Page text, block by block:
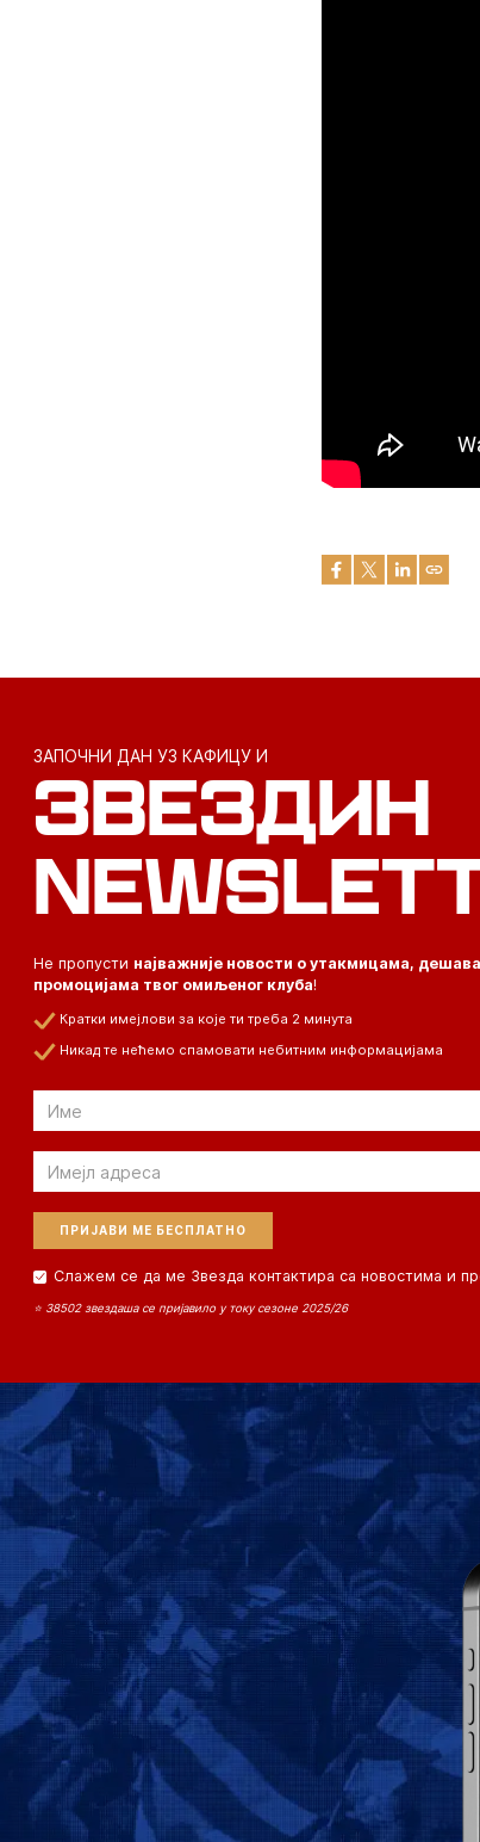
ЗАПОЧНИ ДАН УЗ КАФИЦУ И
ЗВЕЗДИН
Не пропусти најважније новости о утакмицама,
промоцијама твог омиљеног клуба!
Кратки имејлови за које ти треба 2 минута
Никад те нећемо спамовати небитним информацијама
Email
Email
Слажем се да ме Звезда контактира са новостима и
⭐ 38502 звездаша се пријавило у току сезоне 2025/26